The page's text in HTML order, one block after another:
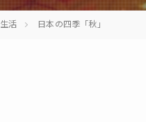
生活 日本の四季「秋」